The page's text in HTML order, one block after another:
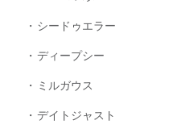
シードゥエラー
ディープシー
ミルガウス
デイトジャスト